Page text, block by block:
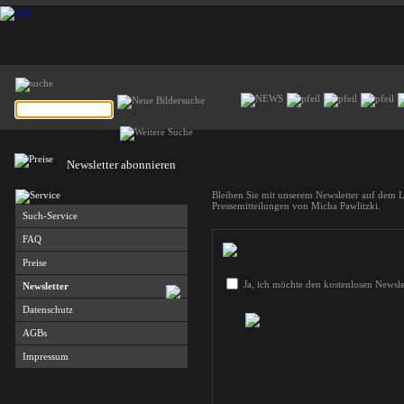
Newsletter abonnieren
Such-Service
FAQ
Preise
Newsletter
Datenschutz
AGBs
Impressum
Bleiben Sie mit unserem Newsletter auf
Pressemitteilungen von Micha Pawlitzki.
Ja, ich möchte den kostenlosen